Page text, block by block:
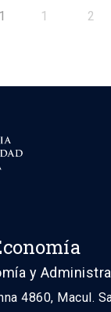
1 2
y
4860, Macul.